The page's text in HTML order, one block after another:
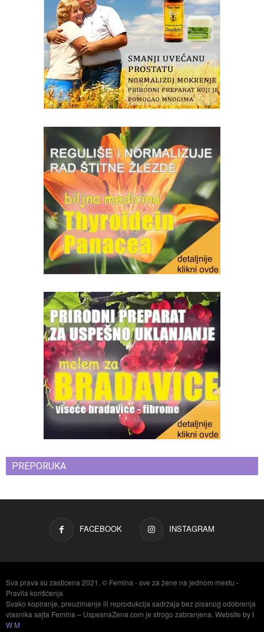
PREPORUKA
FACEBOOK INSTAGRAM
Sva prava su zasticena 2021. © Femina - sve za žene na jednom mestu -
Pravila korišćenja
Svako kopiranje, preuzimanje ili reprodukcija sadržaja bez pisanog odobrenja
vlasnika sajta Femina – UspesnaZena.com je strogo zabranjena. Website by I
W M